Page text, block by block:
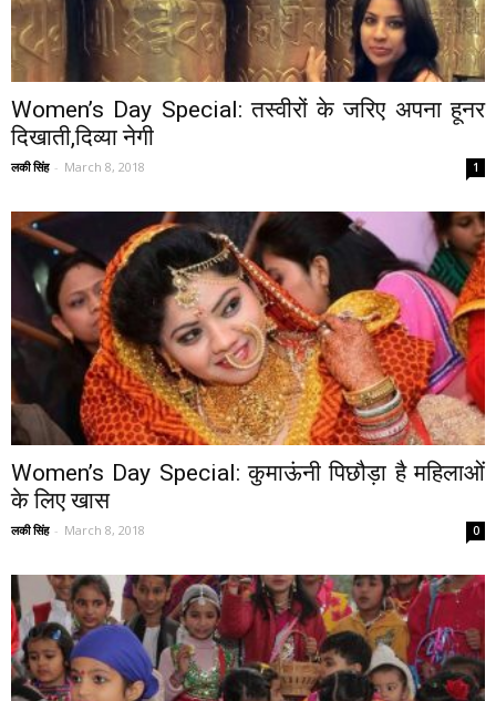
Women’s Day Special: तस्वीरों के जरिए अपना हूनर
दिखाती,दिव्या नेगी
लकी सिंह - March 8, 2018 1
Women’s Day Special: कुमाऊंनी पिछौड़ा है महिलाओं
के लिए खास
लकी सिंह - March 8, 2018 0